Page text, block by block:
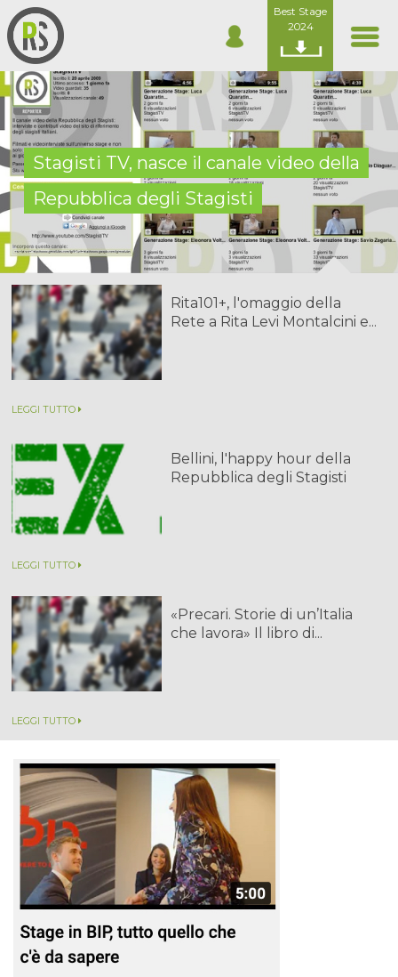
Best Stage
2024
Stagisti TV, nasce il canale video della
Repubblica degli Stagisti
Rita101+, l'omaggio della
Rete a Rita Levi Montalcini e...
LEGGI TUTTO
Bellini, l'happy hour della
Repubblica degli Stagisti
LEGGI TUTTO
«Precari. Storie di un’Italia
che lavora» Il libro di...
LEGGI TUTTO